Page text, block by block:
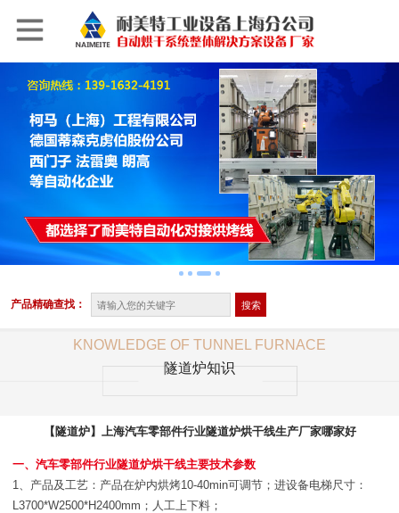
产品精确查找：
KNOWLEDGE OF TUNNEL FURNACE
隧道炉知识
【隧道炉】上海汽车零部件行业隧道炉烘干线生产厂家哪家好
一、汽车零部件行业隧道炉烘干线主要技术参数
1、产品及工艺：产品在炉内烘烤10-40min可调节；进设备电梯尺寸：
L3700*W2500*H2400mm；人工上下料；